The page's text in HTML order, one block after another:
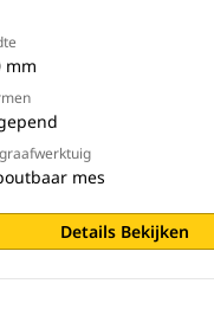
mm
mes
Details Bekijken